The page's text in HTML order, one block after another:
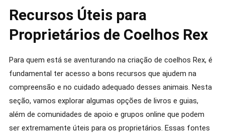
Recursos Úteis para
Proprietários de Coelhos Rex
Para quem está se aventurando na criação de coelhos Rex, é
fundamental ter acesso a bons recursos que ajudem na
compreensão e no cuidado adequado desses animais. Nesta
seção, vamos explorar algumas opções de livros e guias,
além de comunidades de apoio e grupos online que podem
ser extremamente úteis para os proprietários. Essas fontes